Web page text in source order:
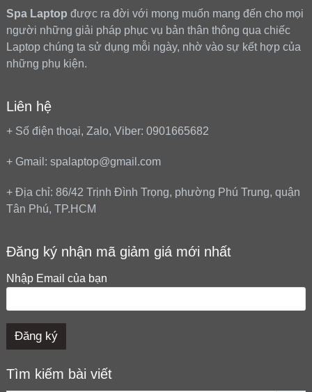
Spa Laptop được ra đời với mong muốn mang đến cho mọi
người những giải pháp phục vụ bản thân thông qua chiếc
Laptop chúng ta sử dụng mỗi ngày, nhờ vào sự kết hợp của
những phụ kiện.
Liên hệ
+ Số điện thoại, Zalo, Viber: 0901665682
+ Gmail: spalaptop@gmail.com
+ Địa chỉ: 86/42 Trịnh Đình Trọng, phường Phú Trung, quận
Tân Phú, TP.HCM
Đăng ký nhận mã giảm giá mới nhất
Nhập Email của bạn
Tìm kiếm bài viết